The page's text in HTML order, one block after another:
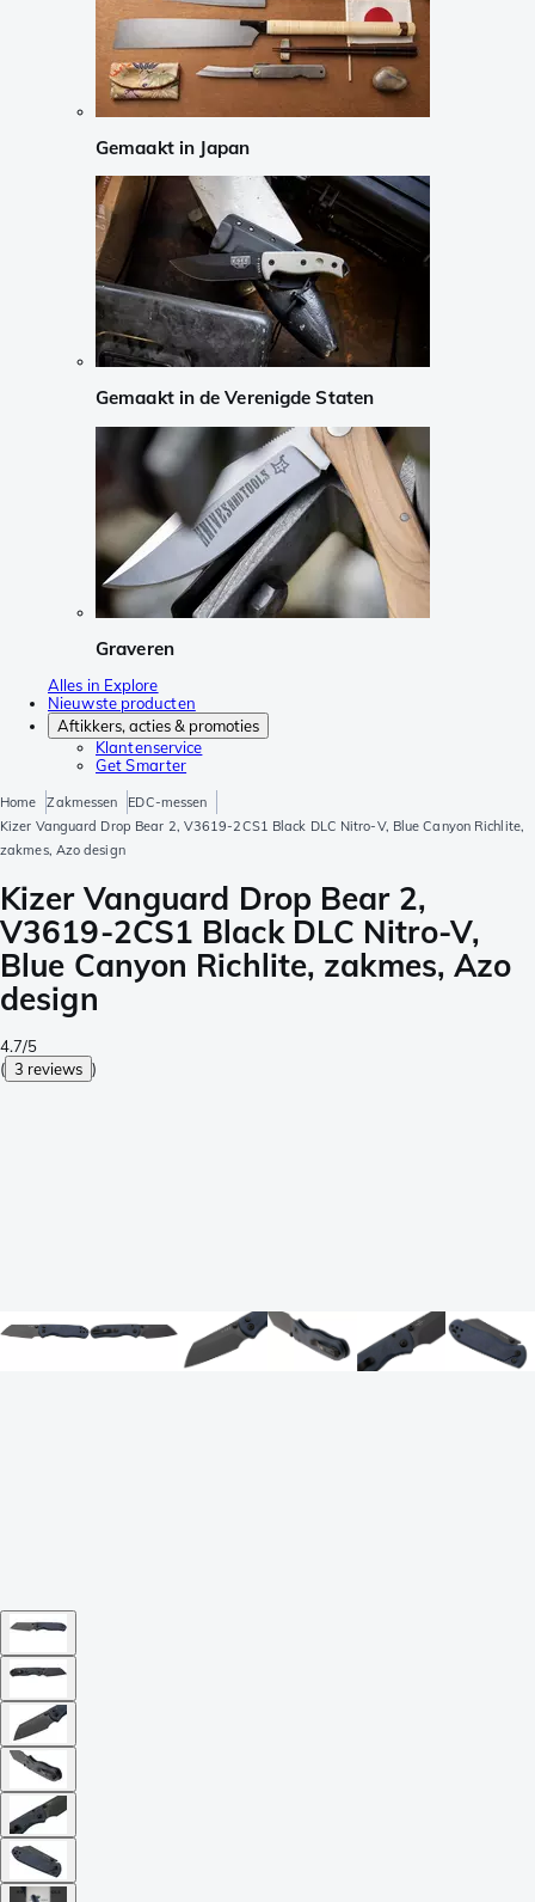
Gemaakt in Japan
Gemaakt in de Verenigde Staten
Graveren
Alles in Explore
Nieuwste producten
Aftikkers, acties & promoties
Klantenservice
Get Smarter
Home Zakmessen
EDC-messen
Kizer Vanguard Drop Bear 2, V3619-2CS1 Black DLC Nitro-V, Blue Canyon Richlite,
zakmes, Azo design
Kizer Vanguard Drop Bear 2,
V3619-2CS1 Black DLC Nitro-V,
Blue Canyon Richlite, zakmes, Azo
design
4.7/5
( 3 reviews )